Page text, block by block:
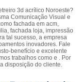
3d acrílico Noroeste?
Comunicação Visual e
fachada em acm,
fachada loja, impressão
tal sucesso, a empresa
inovadores. Fale
benefício e excelente
trabalhos como e . Por
disposição do cliente.